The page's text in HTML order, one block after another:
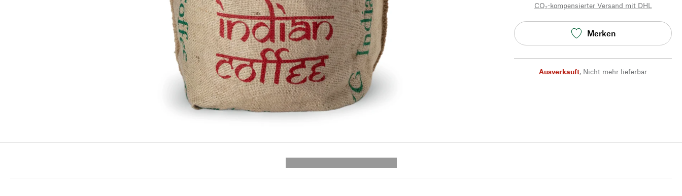
CO₂-kompensierter Versand mit DHL
Merken
Ausverkauft, Nicht mehr lieferbar